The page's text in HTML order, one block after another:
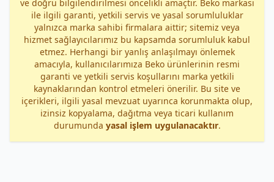
ve doğru bilgilendirilmesi öncelikli amaçtır. Beko markası
ile ilgili garanti, yetkili servis ve yasal sorumluluklar
yalnızca marka sahibi firmalara aittir; sitemiz veya
hizmet sağlayıcılarımız bu kapsamda sorumluluk kabul
etmez. Herhangi bir yanlış anlaşılmayı önlemek
amacıyla, kullanıcılarımıza Beko ürünlerinin resmi
garanti ve yetkili servis koşullarını marka yetkili
kaynaklarından kontrol etmeleri önerilir. Bu site ve
içerikleri, ilgili yasal mevzuat uyarınca korunmakta olup,
izinsiz kopyalama, dağıtma veya ticari kullanım
durumunda yasal işlem uygulanacaktır.